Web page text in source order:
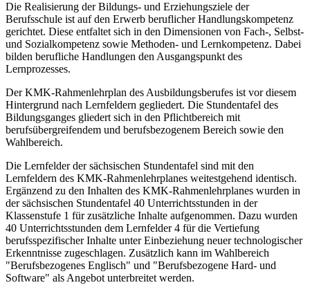
Die Realisierung der Bildungs- und Erziehungsziele der
Berufsschule ist auf den Erwerb beruflicher Handlungskompetenz
gerichtet. Diese entfaltet sich in den Dimensionen von Fach-, Selbst-
und Sozialkompetenz sowie Methoden- und Lernkompetenz. Dabei
bilden berufliche Handlungen den Ausgangspunkt des
Lernprozesses.
Der KMK-Rahmenlehrplan des Ausbildungsberufes ist vor diesem
Hintergrund nach Lernfeldern gegliedert. Die Stundentafel des
Bildungsganges gliedert sich in den Pflichtbereich mit
berufsübergreifendem und berufsbezogenem Bereich sowie den
Wahlbereich.
Die Lernfelder der sächsischen Stundentafel sind mit den
Lernfeldern des KMK-Rahmenlehrplanes weitestgehend identisch.
Ergänzend zu den Inhalten des KMK-Rahmenlehrplanes wurden in
der sächsischen Stundentafel 40 Unterrichtsstunden in der
Klassenstufe 1 für zusätzliche Inhalte aufgenommen. Dazu wurden
40 Unterrichtsstunden dem Lernfelder 4 für die Vertiefung
berufsspezifischer Inhalte unter Einbeziehung neuer technologischer
Erkenntnisse zugeschlagen. Zusätzlich kann im Wahlbereich
"Berufsbezogenes Englisch" und "Berufsbezogene Hard- und
Software" als Angebot unterbreitet werden.